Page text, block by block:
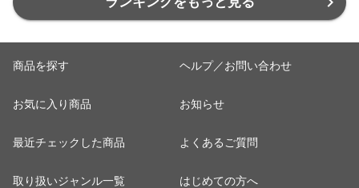
商品を探す
お気に入り商品
最近チェックした商品
取り扱いジャンル一覧
ヘルプ／お問い合わせ
お知らせ
よくあるご質問
はじめての方へ